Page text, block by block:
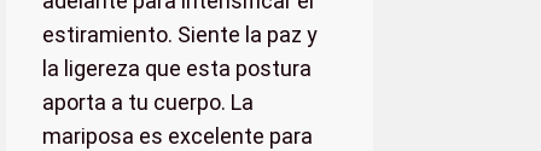
estiramiento. Siente la paz y
la ligereza que esta postura
aporta a tu cuerpo. La
mariposa es excelente para